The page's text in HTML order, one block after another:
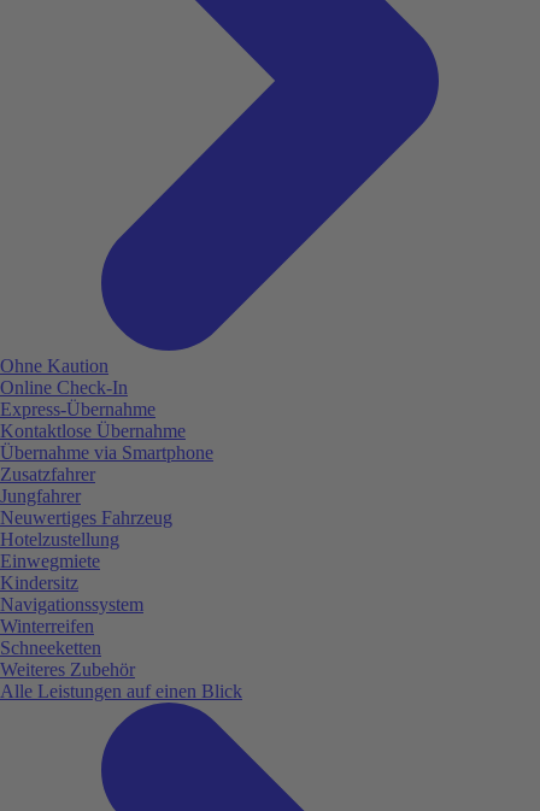
Ohne Kaution
Online Check-In
Express-Übernahme
Kontaktlose Übernahme
Übernahme via Smartphone
Zusatzfahrer
Jungfahrer
Neuwertiges Fahrzeug
Hotelzustellung
Einwegmiete
Kindersitz
Navigationssystem
Winterreifen
Schneeketten
Weiteres Zubehör
Alle Leistungen auf einen Blick